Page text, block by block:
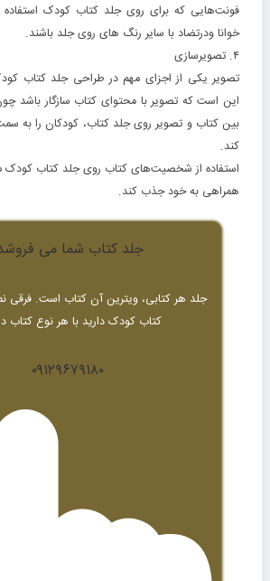
فونت‌هایی که برای روی جلد کتاب کودک
خوانا ودرتضاد با سایر رنگ های روی جلد باشند.
۴. تصویرسازی
تصویر یکی از اجزای مهم در طراحی جلد کتاب
این است که تصویر با محتوای کتاب سازگار باشد
بین کتاب و تصویر روی جلد کتاب، کودکان را به
کند.
استفاده از شخصیت‌های کتاب روی جلد کتاب کودک
همراهی به خود جذب کند.
جلد کتاب شما می
جلد هر کتابی، ویترین آن کتاب است. فرقی
کتاب کودک دارید با هر نوع کتاب
۰۹۱۲۹۶۷۹۱۸۰